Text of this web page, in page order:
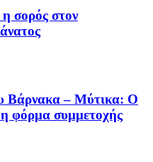
σορός στον
Βάρνακα – Μύτικα: Ο
φόρμα συμμετοχής